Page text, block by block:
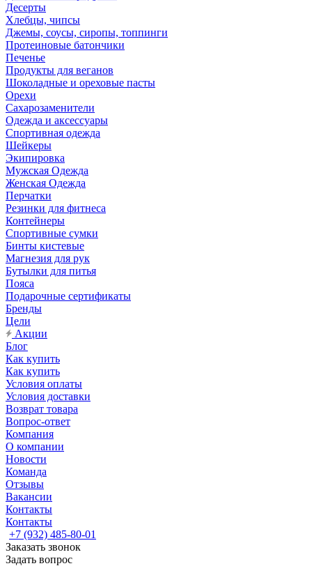
Десерты
Хлебцы, чипсы
Джемы, соусы, сиропы, топпинги
Протеиновые батончики
Печенье
Продукты для веганов
Шоколадные и ореховые пасты
Орехи
Сахарозаменители
Одежда и аксессуары
Спортивная одежда
Шейкеры
Экипировка
Мужская Одежда
Женская Одежда
Перчатки
Резинки для фитнеса
Контейнеры
Спортивные сумки
Бинты кистевые
Магнезия для рук
Бутылки для питья
Пояса
Подарочные сертификаты
Бренды
Цели
Акции
Блог
Как купить
Как купить
Условия оплаты
Условия доставки
Возврат товара
Вопрос-ответ
Компания
О компании
Новости
Команда
Отзывы
Вакансии
Контакты
Контакты
+7 (932) 485-80-01
Заказать звонок
Задать вопрос